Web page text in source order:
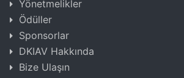
Yönetmelikler
Ödüller
Sponsorlar
DKIAV Hakkında
Bize Ulaşın